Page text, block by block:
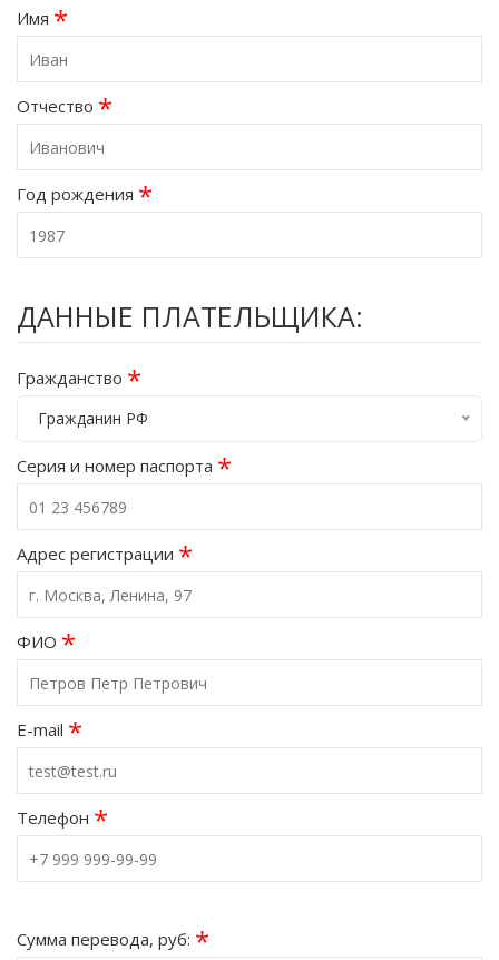
Имя *
Отчество *
Год рождения *
ДАННЫЕ ПЛАТЕЛЬЩИКА:
Гражданство *
Гражданин РФ
Серия и номер паспорта *
Адрес регистрации *
ФИО *
E-mail *
Телефон *
Сумма перевода, руб: *